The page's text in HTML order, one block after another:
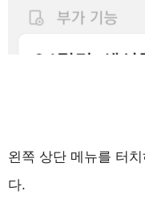
왼쪽 상단 메뉴를 터
다.